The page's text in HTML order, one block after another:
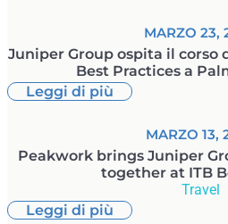
MARZO 23,
Juniper Group ospita il corso
Best Practices a
Leggi di più
MARZO 13,
Peakwork brings Juniper
together at ITB
Travel
Leggi di più